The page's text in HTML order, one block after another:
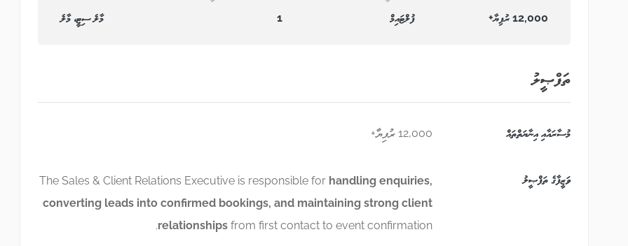
12,000 ރުފިޔާ+
ފުލްޓައިމް
1
މާލެ ސިޓީ، މާލެ
ތަފްޞީލު
މުސާރައާއި އިނާޔަތްތައް 12,000 ރުފިޔާ+
ވަޒީފާގެ ތަފްޞީލު The Sales & Client Relations Executive is responsible for handling enquiries,
converting leads into confirmed bookings, and maintaining strong client
relationshipsfrom first contact to event confirmation.